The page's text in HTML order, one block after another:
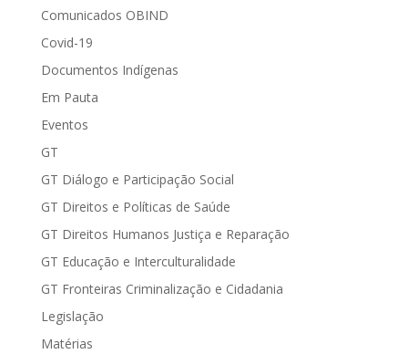
Comunicados OBIND
Covid-19
Documentos Indígenas
Em Pauta
Eventos
GT
GT Diálogo e Participação Social
GT Direitos e Políticas de Saúde
GT Direitos Humanos Justiça e Reparação
GT Educação e Interculturalidade
GT Fronteiras Criminalização e Cidadania
Legislação
Matérias